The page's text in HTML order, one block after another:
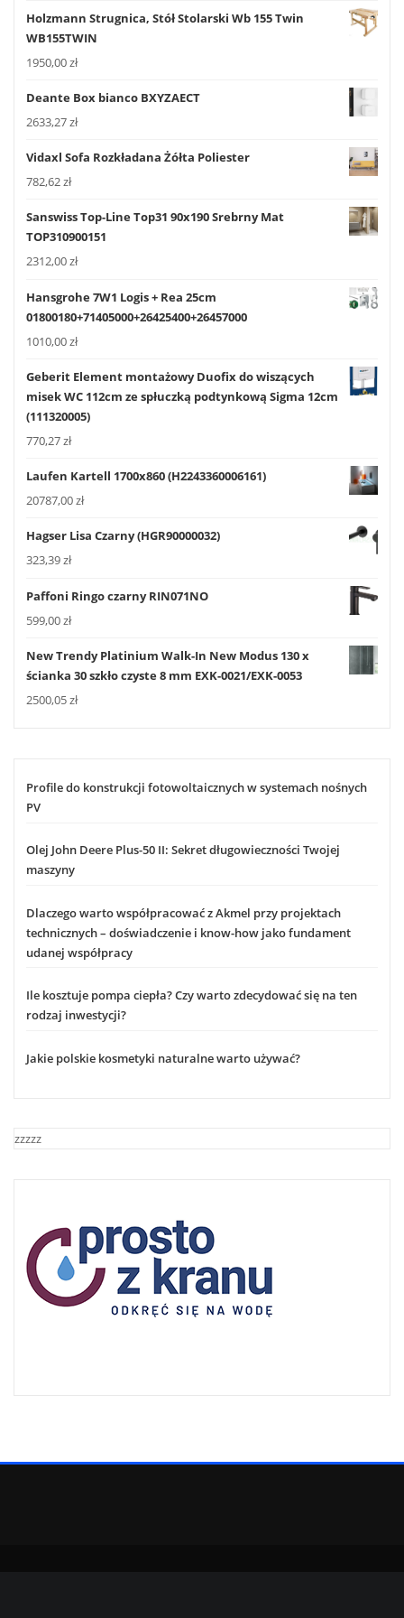
Holzmann Strugnica, Stół Stolarski Wb 155 Twin
WB155TWIN
1950,00zł
Deante Box bianco BXYZAECT
2633,27zł
Vidaxl Sofa Rozkładana Żółta Poliester
782,62zł
Sanswiss Top-Line Top31 90x190 Srebrny Mat
TOP310900151
2312,00zł
Hansgrohe 7W1 Logis + Rea 25cm
01800180+71405000+26425400+26457000
1010,00zł
Geberit Element montażowy Duofix do wiszących
misek WC 112cm ze spłuczką podtynkową Sigma 12cm
(111320005)
770,27zł
Laufen Kartell 1700x860 (H2243360006161)
20787,00zł
Hagser Lisa Czarny (HGR90000032)
323,39zł
Paffoni Ringo czarny RIN071NO
599,00zł
New Trendy Platinium Walk-In New Modus 130 x
ścianka 30 szkło czyste 8 mm EXK-0021/EXK-0053
2500,05zł
Profile do konstrukcji fotowoltaicznych w systemach nośnych
PV
Olej John Deere Plus-50 II: Sekret długowieczności Twojej
maszyny
Dlaczego warto współpracować z Akmel przy projektach
technicznych – doświadczenie i know-how jako fundament
udanej współpracy
Ile kosztuje pompa ciepła? Czy warto zdecydować się na ten
rodzaj inwestycji?
Jakie polskie kosmetyki naturalne warto używać?
zzzzz